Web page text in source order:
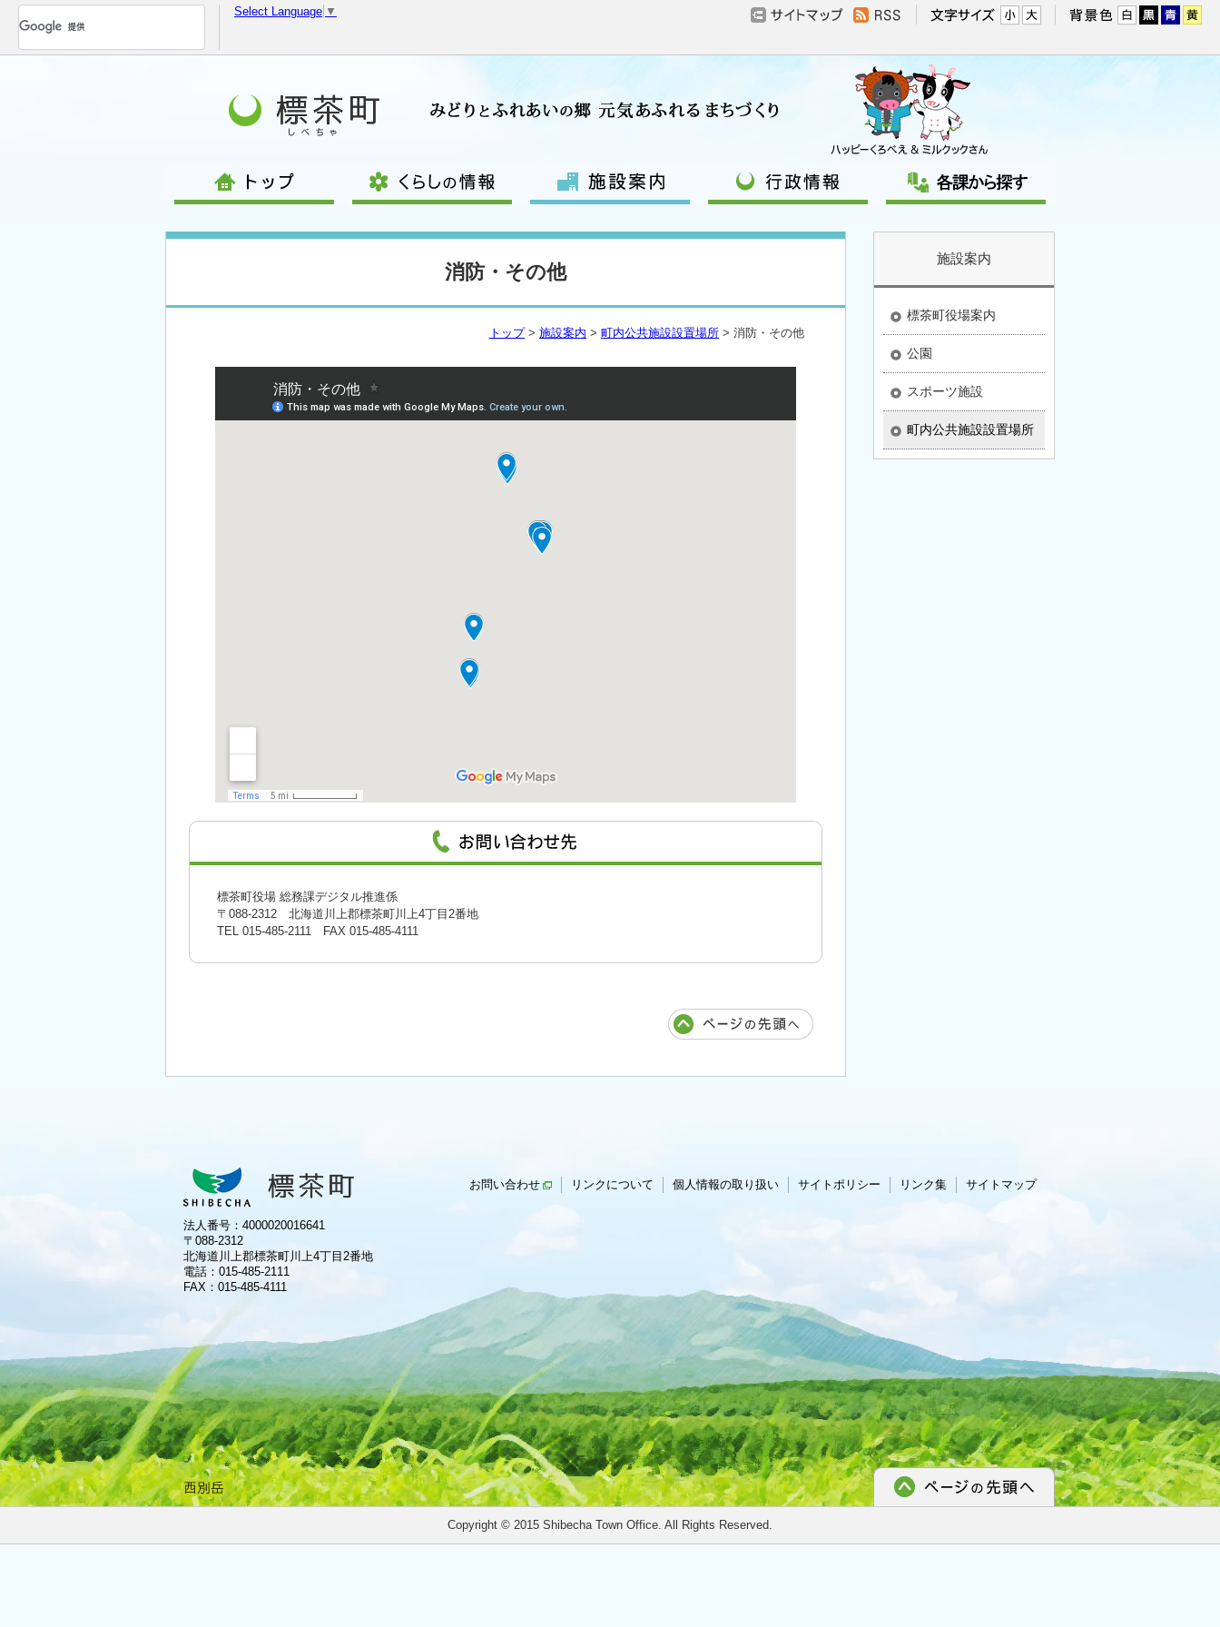
ン
テ
Select Language ▼
消防・その他
トップ> 施設案内 > 町内公共施設設置場所 > 消防・その他
標茶町役場 総務課デジタル推進係
〒088-2312 北海道川上郡標茶町川上4丁目2番地
TEL 015-485-2111 FAX 015-485-4111
施設案内
標茶町役場案内
公園
スポーツ施設
町内公共施設設置場所
法人番号：4000020016641
〒088-2312
北海道川上郡標茶町川上4丁目2番地
電話： 015-485-2111
FAX：015-485-4111
お問い合わせ リンクについて 個人情報の取り扱い サイトポリシー リンク集 サイトマップ
Copyright © 2015 Shibecha Town Office. All Rights Reserved.